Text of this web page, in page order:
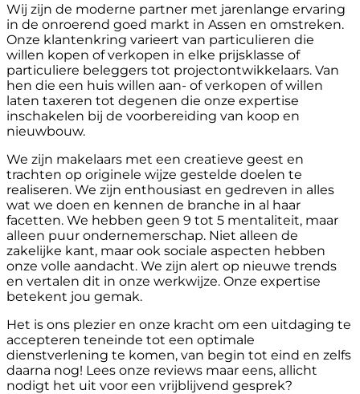
Wij zijn de moderne partner met jarenlange ervaring
in de onroerend goed markt in Assen en omstreken.
Onze klantenkring varieert van particulieren die
willen kopen of verkopen in elke prijsklasse of
particuliere beleggers tot projectontwikkelaars. Van
hen die een huis willen aan- of verkopen of willen
laten taxeren tot degenen die onze expertise
inschakelen bij de voorbereiding van koop en
nieuwbouw.
We zijn makelaars met een creatieve geest en
trachten op originele wijze gestelde doelen te
realiseren. We zijn enthousiast en gedreven in alles
wat we doen en kennen de branche in al haar
facetten. We hebben geen 9 tot 5 mentaliteit, maar
alleen puur ondernemerschap. Niet alleen de
zakelijke kant, maar ook sociale aspecten hebben
onze volle aandacht. We zijn alert op nieuwe trends
en vertalen dit in onze werkwijze. Onze expertise
betekent jou gemak.
Het is ons plezier en onze kracht om een uitdaging te
accepteren teneinde tot een optimale
dienstverlening te komen, van begin tot eind en zelfs
daarna nog! Lees onze reviews maar eens, allicht
nodigt het uit voor een vrijblijvend gesprek?